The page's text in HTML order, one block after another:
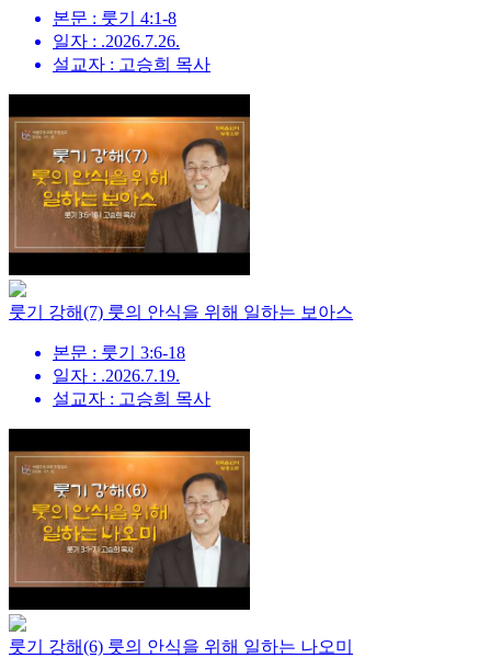
본문 : 룻기 4:1-8
일자 : .2026.7.26.
설교자 : 고승희 목사
룻기 강해(7) 룻의 안식을 위해 일하는 보아스
본문 : 룻기 3:6-18
일자 : .2026.7.19.
설교자 : 고승희 목사
룻기 강해(6) 룻의 안식을 위해 일하는 나오미